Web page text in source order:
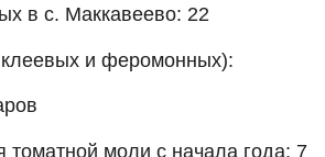
в с. Мак­ка­ве­е­во: 22
и феро­мон­ных):
томат­ной моли с нача­ла года: 7